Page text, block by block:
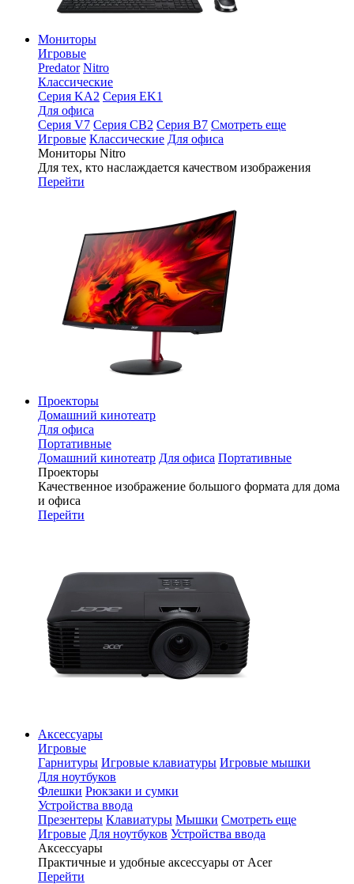
Мониторы
Игровые
Predator Nitro
Классические
Серия KA2 Серия EK1
Для офиса
Серия V7 Серия CB2 Серия B7 Смотреть еще
Игровые Классические Для офиса
Мониторы Nitro
Для тех, кто наслаждается качеством изображения
Перейти
Проекторы
Домашний кинотеатр
Для офиса
Портативные
Домашний кинотеатр Для офиса Портативные
Проекторы
Качественное изображение большого формата для дома
и офиса
Перейти
Аксессуары
Игровые
Гарнитуры Игровые клавиатуры Игровые мышки
Для ноутбуков
Флешки Рюкзаки и сумки
Устройства ввода
Презентеры Клавиатуры Мышки Смотреть еще
Игровые Для ноутбуков Устройства ввода
Аксессуары
Практичные и удобные аксессуары от Acer
Перейти